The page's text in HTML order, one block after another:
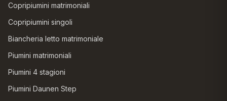
Copripiumini matrimoniali
Copripiumini singoli
Biancheria letto matrimoniale
Piumini matrimoniali
Piumini 4 stagioni
Piumini Daunen Step